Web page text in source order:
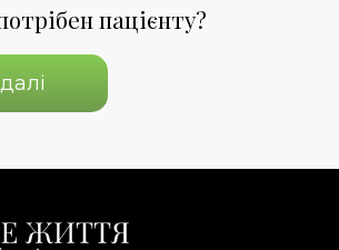
пацієнту?